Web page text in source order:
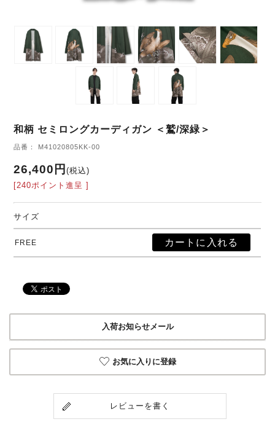
和柄 セミロングカーディガン ＜鷲/深緑＞
品番： M41020805KK-00
26,400円(税込)
[240ポイント進呈 ]
サイズ
FREE
入荷お知らせメール
お気に入りに登録
レビューを書く